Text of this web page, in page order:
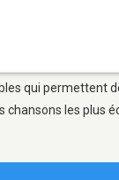
qui permettent
les plus